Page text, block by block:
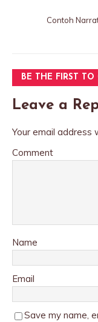
Contoh
BE THE FIRST TO
Leave a
Your email address
Comment
Name
Email
Save my name,